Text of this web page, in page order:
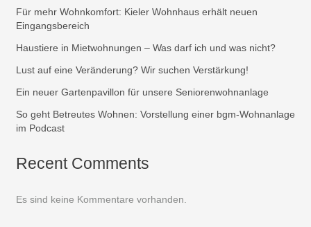
Für mehr Wohnkomfort: Kieler Wohnhaus erhält neuen
Eingangsbereich
Haustiere in Mietwohnungen – Was darf ich und was nicht?
Lust auf eine Veränderung? Wir suchen Verstärkung!
Ein neuer Gartenpavillon für unsere Seniorenwohnanlage
So geht Betreutes Wohnen: Vorstellung einer bgm-Wohnanlage
im Podcast
Recent Comments
Es sind keine Kommentare vorhanden.